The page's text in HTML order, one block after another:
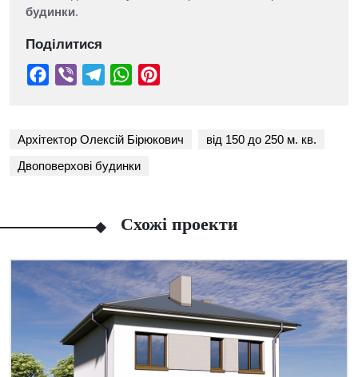
будинки.
Поділитися
Архітектор Олексій Бірюкович
від 150 до 250 м. кв.
Двоповерхові будинки
Схожі проекти